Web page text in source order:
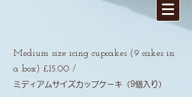
Medium size icing cupcakes (9 cakes in
a box) £15.00 /
ミディアムサイズカップケーキ（9個入り）